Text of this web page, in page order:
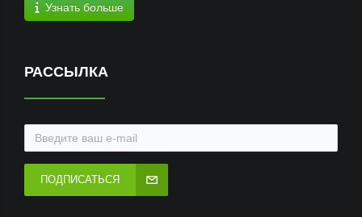
Узнать больше
РАССЫЛКА
ПОДПИСАТЬСЯ